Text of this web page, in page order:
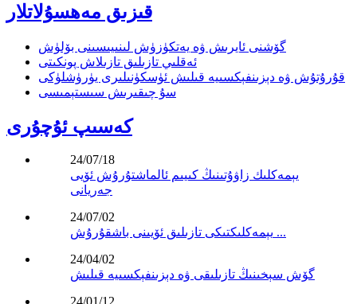
قىزىق مەھسۇلاتلار
گۆشنى ئايرىش ۋە يەتكۈزۈش لىنىيىسىنى بۆلۈش
ئەقلىي تازىلىق تازىلاش پونكىتى
قۇرۇتۇش ۋە دېزىنفېكسىيە قىلىش ئۈسكۈنىلىرى يۈرۈشلۈكى
سۇ چىقىرىش سىستېمىسى
كەسىپ ئۇچۇرى
24/07/18
يېمەكلىك زاۋۇتىنىڭ كىيىم ئالماشتۇرۇش ئۆيى
جەريانى
24/07/02
يېمەكلىكتىكى تازىلىق ئۆيىنى باشقۇرۇش ...
24/04/02
گۆش سېخىنىڭ تازىلىقى ۋە دېزىنفېكسىيە قىلىش